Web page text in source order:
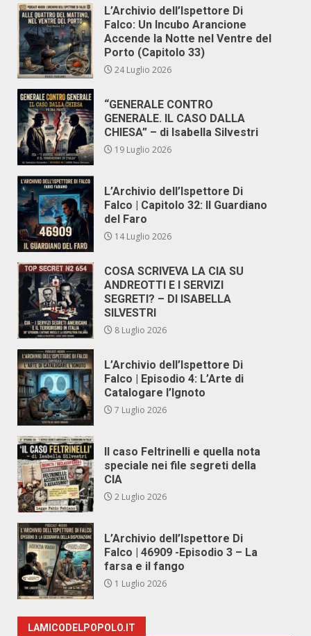
L’Archivio dell’Ispettore Di
Falco: Un Incubo Arancione
Accende la Notte nel Ventre del
Porto (Capitolo 33)
24 Luglio 2026
“GENERALE CONTRO
GENERALE. IL CASO DALLA
CHIESA” – di Isabella Silvestri
19 Luglio 2026
L’Archivio dell’Ispettore Di
Falco | Capitolo 32: Il Guardiano
del Faro
14 Luglio 2026
COSA SCRIVEVA LA CIA SU
ANDREOTTI E I SERVIZI
SEGRETI? – DI ISABELLA
SILVESTRI
8 Luglio 2026
L’Archivio dell’Ispettore Di
Falco | Episodio 4: L’Arte di
Catalogare l’Ignoto
7 Luglio 2026
Il caso Feltrinelli e quella nota
speciale nei file segreti della
CIA
2 Luglio 2026
L’Archivio dell’Ispettore Di
Falco | 46909 -Episodio 3 – La
farsa e il fango
1 Luglio 2026
LAMICODELPOPOLO.IT